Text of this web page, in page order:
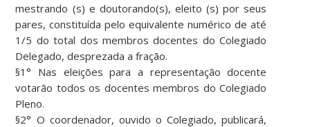
mestrando (s) e doutorando(s), eleito (s) por seus
pares, constituída pelo equivalente numérico de até
1/5 do total dos membros docentes do Colegiado
Delegado, desprezada a fração.
§1° Nas eleições para a representação docente
votarão todos os docentes membros do Colegiado
Pleno.
§2° O coordenador, ouvido o Colegiado, publicará,